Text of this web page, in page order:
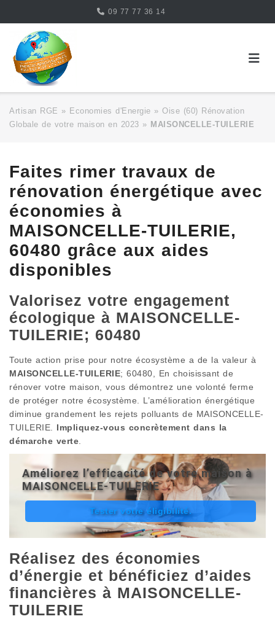
content
09 77 77 36 14
Artisan RGE » Economies d'Energie » Oise (60) Rénovation
Globale de votre maison en 2023 » MAISONCELLE-TUILERIE
Faites rimer travaux de
rénovation énergétique avec
économies à
MAISONCELLE-TUILERIE,
60480 grâce aux aides
disponibles
Valorisez votre engagement
écologique à MAISONCELLE-
TUILERIE; 60480
Toute action prise pour notre écosystème a de la valeur à
MAISONCELLE-TUILERIE; 60480, En choisissant de
rénover votre maison, vous démontrez une volonté ferme
de protéger notre écosystème. L’amélioration énergétique
diminue grandement les rejets polluants de MAISONCELLE-
TUILERIE. Impliquez-vous concrètement dans la
démarche verte
Améliorez l’efficacité de votre maison à
MAISONCELLE-TUILERIE
Tester votre éligibilité.
Réalisez des économies
d’énergie et bénéficiez d’aides
financières à MAISONCELLE-
TUILERIE